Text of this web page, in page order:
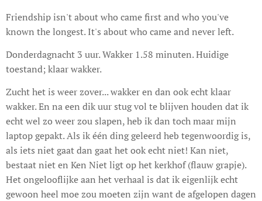
Friendship isn't about who came first and who you've
known the longest. It's about who came and never left.
Donderdagnacht 3 uur. Wakker 1.58 minuten. Huidige
toestand; klaar wakker.
Zucht het is weer zover... wakker en dan ook echt klaar
wakker. En na een dik uur stug vol te blijven houden dat ik
echt wel zo weer zou slapen, heb ik dan toch maar mijn
laptop gepakt. Als ik één ding geleerd heb tegenwoordig is,
als iets niet gaat dan gaat het ook echt niet! Kan niet,
bestaat niet en Ken Niet ligt op het kerkhof (flauw grapje).
Het ongelooflijke aan het verhaal is dat ik eigenlijk echt
gewoon heel moe zou moeten zijn want de afgelopen dagen